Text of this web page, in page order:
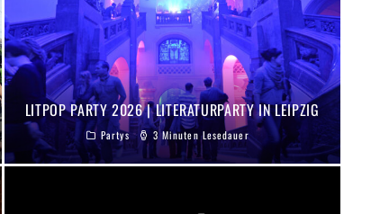
LITPOP PARTY 2026 | LITERATURPARTY IN LEIPZIG
Partys 3 Minuten Lesedauer